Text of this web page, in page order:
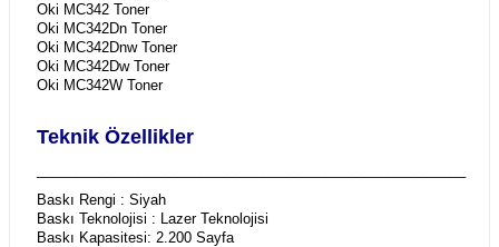
Oki MC342 Toner
Oki MC342Dn Toner
Oki MC342Dnw Toner
Oki MC342Dw Toner
Oki MC342W Toner
Teknik Özellikler
Baskı Rengi : Siyah
Baskı Teknolojisi : Lazer Teknolojisi
Baskı Kapasitesi: 2.200 Sayfa